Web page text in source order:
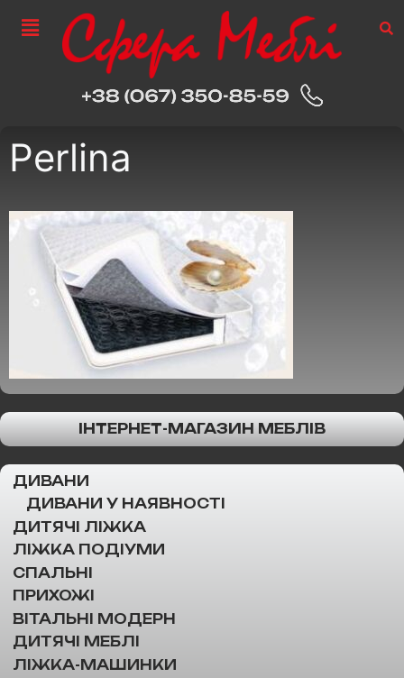
Perlina
ІНТЕРНЕТ-МАГАЗИН МЕБЛІВ
ДИВАНИ
ДИВАНИ У НАЯВНОСТІ
ДИТЯЧІ ЛІЖКА
ЛІЖКА ПОДІУМИ
СПАЛЬНІ
ПРИХОЖІ
ВІТАЛЬНІ МОДЕРН
ДИТЯЧІ МЕБЛІ
ЛІЖКА-МАШИНКИ